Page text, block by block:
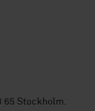
65 Stockholm.